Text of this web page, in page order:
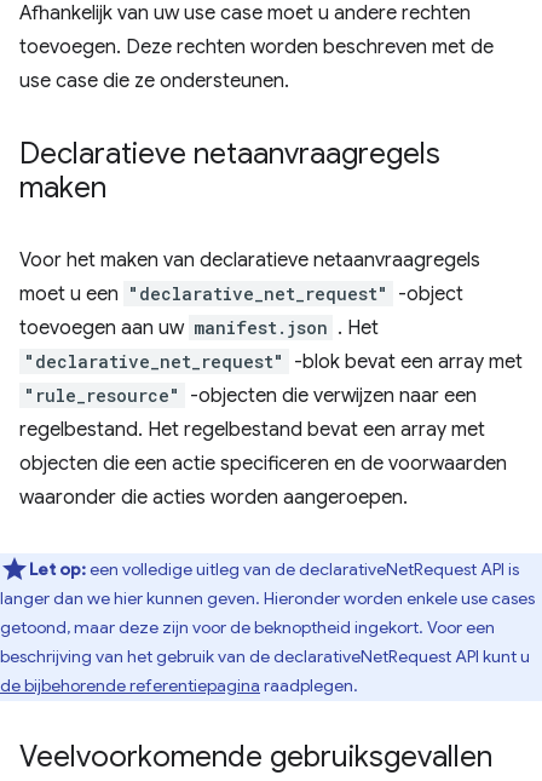
Afhankelijk van uw use case moet u andere rechten
toevoegen. Deze rechten worden beschreven met de
use case die ze ondersteunen.
Declaratieve netaanvraagregels
maken
Voor het maken van declaratieve netaanvraagregels
moet u een "declarative_net_request"
-object
toevoegen aan uw manifest.json . Het
"declarative_net_request" -blok bevat een array met
"rule_resource"
-objecten die verwijzen naar een
regelbestand. Het regelbestand bevat een array met
objecten die een actie specificeren en de voorwaarden
waaronder die acties worden aangeroepen.
Let op:een volledige uitleg van de declarativeNetRequest API is
langer dan we hier kunnen geven. Hieronder worden enkele use cases
getoond, maar deze zijn voor de beknoptheid ingekort. Voor een
beschrijving van het gebruik van de declarativeNetRequest API kunt u
de bijbehorende referentiepagina raadplegen.
Veelvoorkomende gebruiksgevallen